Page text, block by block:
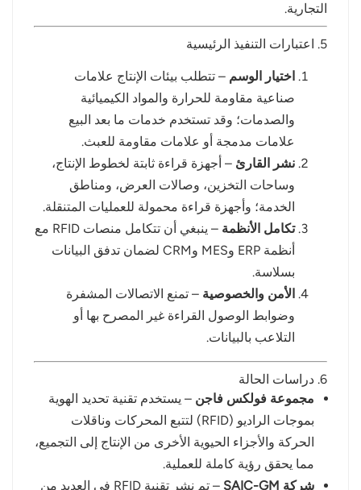
التجارية.
5. اعتبارات التنفيذ الرئيسية
اختيار الوسم – تتطلب بيئات الإنتاج علامات
صناعية مقاومة للحرارة والمواد الكيميائية
والصدمات؛ وقد تستخدم خدمات ما بعد البيع
علامات مدمجة أو علامات مقاومة للعبث.
نشر القارئ – أجهزة قراءة ثابتة لخطوط الإنتاج،
وساحات التخزين، وصالات العرض، ومناطق
الخدمة؛ وأجهزة قراءة محمولة للعمليات المتنقلة.
تكامل الأنظمة
– ينبغي أن تتكامل منصات RFID مع
أنظمة ERP وMES وCRM لضمان تدفق البيانات
بسلاسة.
الأمن والخصوصية – تمنع الاتصالات المشفرة
وضوابط الوصول القراءة غير المصرح بها أو
التلاعب بالبيانات.
6. دراسات الحالة
مجموعة فولكس فاجن – يستخدم تقنية تحديد الهوية
بموجات الراديو (RFID) لتتبع المحركات وناقلات
الحركة والأجزاء الحيوية الأخرى من الإنتاج إلى التجميع،
مما يحقق رؤية كاملة للعملية.
شركة SAIC-GM
– تم نشر تقنية RFID في العديد من